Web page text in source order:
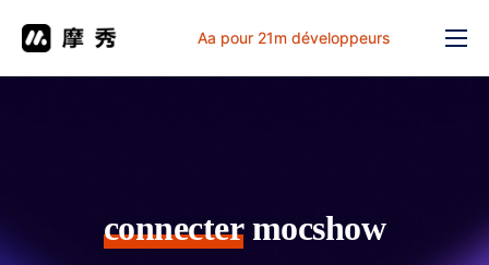
Aa pour 21m développeurs
Fonction
connectermocshow